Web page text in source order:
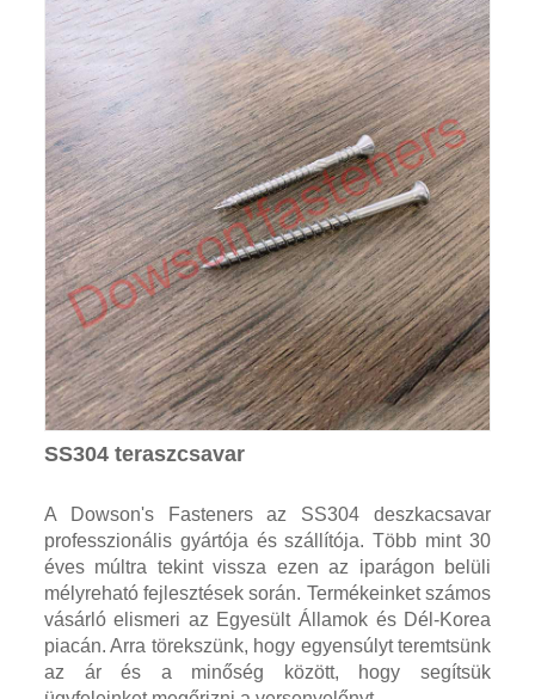
SS304 teraszcsavar
A Dowson's Fasteners az SS304 deszkacsavar
professzionális gyártója és szállítója. Több mint 30
éves múltra tekint vissza ezen az iparágon belüli
mélyreható fejlesztések során. Termékeinket számos
vásárló elismeri az Egyesült Államok és Dél-Korea
piacán. Arra törekszünk, hogy egyensúlyt teremtsünk
az ár és a minőség között, hogy segítsük